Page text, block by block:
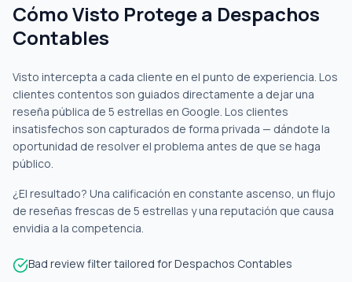
Cómo Visto Protege a Despachos
Contables
Visto intercepta a cada cliente en el punto de experiencia. Los
clientes contentos son guiados directamente a dejar una
reseña pública de 5 estrellas en Google. Los clientes
insatisfechos son capturados de forma privada — dándote la
oportunidad de resolver el problema antes de que se haga
público.
¿El resultado? Una calificación en constante ascenso, un flujo
de reseñas frescas de 5 estrellas y una reputación que causa
envidia a la competencia.
Bad review filter tailored for Despachos Contables